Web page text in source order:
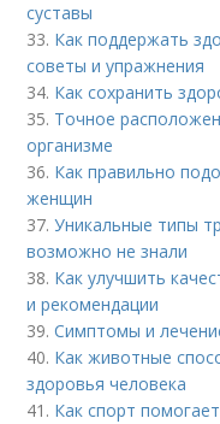
суставы
33. Как поддержать
советы и упражнения
34. Как сохранить
35. Точное
организме
36. Как правильно
женщин
37.Уникальные типы
возможно не знали
38. Как улучшить
и рекомендации
39.Симптомы и
40. Как животные
здоровья человека
41. Как спорт